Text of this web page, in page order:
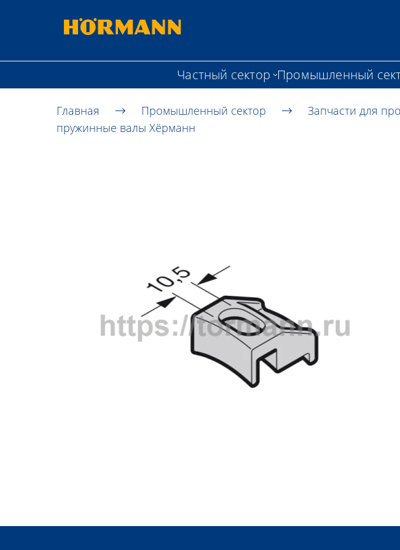
Частный сектор Промышленный
Главная Промышленный сектор Запчасти для
пружинные валы Хёрманн